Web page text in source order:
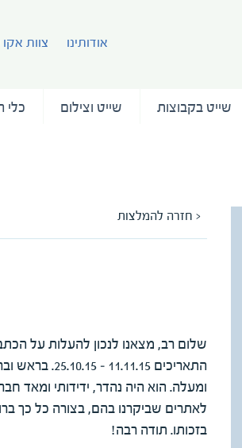
אודותינו צוות אקו
שייט בקבוצות שייט וצילום כלי
< חזרה להמלצות
שלום רב, מצאנו לנכון להעלות על
התאריכים
ומעלה. הוא היה נהדר, ידידותי ומאד
לאתרים שביקרנו בהם, בצורה כל כך
בזכותו. תודה רבה!